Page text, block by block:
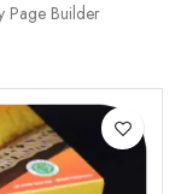
Page Builder